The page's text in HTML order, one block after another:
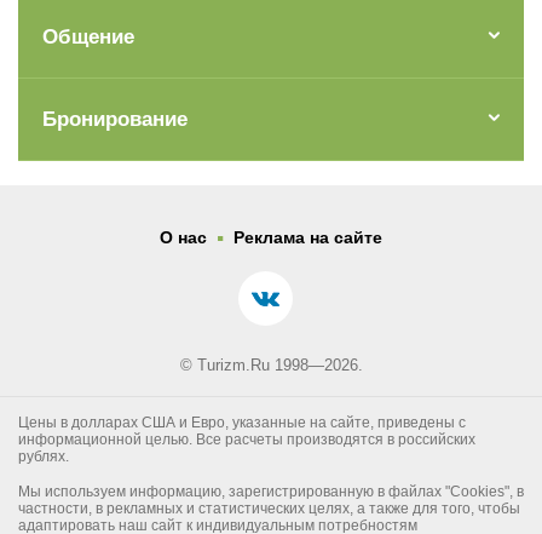
Общение
Бронирование
О нас . Реклама на сайте
© Turizm.Ru 1998—2026.
Цены в долларах США и Евро, указанные на сайте, приведены с
информационной целью. Все расчеты производятся в российских
рублях.
Мы используем информацию, зарегистрированную в файлах "Cookies", в
частности, в рекламных и статистических целях, а также для того, чтобы
адаптировать наш сайт к индивидуальным потребностям